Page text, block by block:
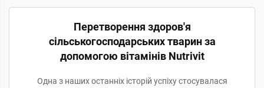
Перетворення здоров'я
сільськогосподарських тварин за
допомогою вітамінів Nutrivit
Одна з наших останніх історій успіху стосувалася